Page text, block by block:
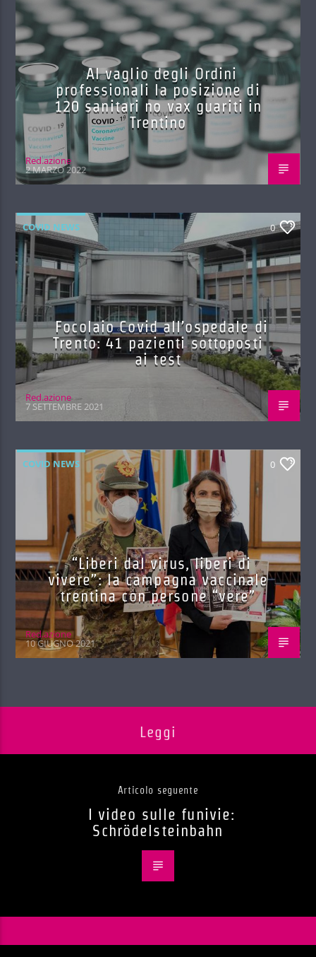
Al vaglio degli Ordini
professionali la posizione di
120 sanitari no vax guariti in
Trentino
Red.azione
2 MARZO 2022
COVID NEWS 0
Focolaio Covid all’ospedale di
Trento: 41 pazienti sottoposti
ai test
Red.azione
7 SETTEMBRE 2021
COVID NEWS 0
“Liberi dal virus, liberi di
vivere”: la campagna vaccinale
trentina con persone “vere”
Red.azione
10 GIUGNO 2021
Leggi
Articolo seguente
I video sulle funivie:
Schrödelsteinbahn